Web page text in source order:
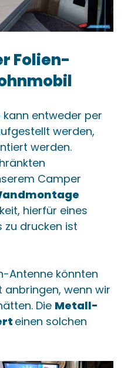
Folien-
kann entweder per
werden,
werden.
Camper
hierfür eines
zu drucken ist
Antenne könnten
wenn wir
Die Metall-
einen solchen